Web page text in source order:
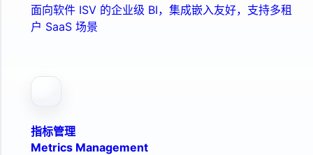
面向软件 ISV 的企业级 BI，集成嵌入友好，支持多租
户 SaaS 场景
指标管理
Metrics Management